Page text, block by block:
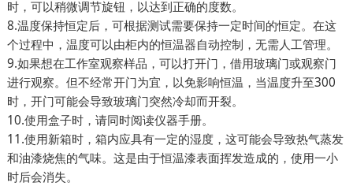
时，可以稍微调节旋钮，以达到正确的度数。
8.温度保持恒定后，可根据测试需要保持一定时间的恒定。在这
个过程中，温度可以由柜内的恒温器自动控制，无需人工管理。
9.如果想在工作室观察样品，可以打开门，借用玻璃门或观察门
进行观察。但不经常开门为宜，以免影响恒温，当温度升至300
时，开门可能会导致玻璃门突然冷却而开裂。
10.使用盒子时，请同时阅读仪器手册。
11.使用新箱时，箱内应具有一定的湿度，这可能会导致热气蒸发
和油漆烧焦的气味。这是由于恒温漆表面挥发造成的，使用一小
时后会消失。